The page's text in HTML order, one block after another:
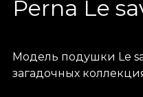
Perna Le
Модель подушки Le
загадочных